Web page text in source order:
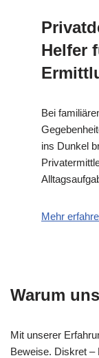
Helfer
Bei
ins Dunkel
Mehr
Warum
Mit unserer
Beweise. Diskret –